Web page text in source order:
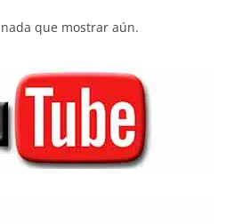
que mostrar aún.